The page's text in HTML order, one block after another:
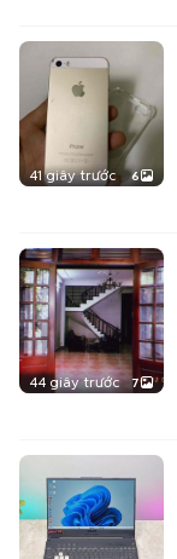
41 giây trước 6
44 giây trước 7